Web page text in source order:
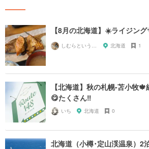
【8月の北海道】☀️ライジン
北海道 1
【北海道】秋の札幌-苫小牧
😋たくさん‼️
いち 北海道 0
北海道（小樽･定山渓温泉）2